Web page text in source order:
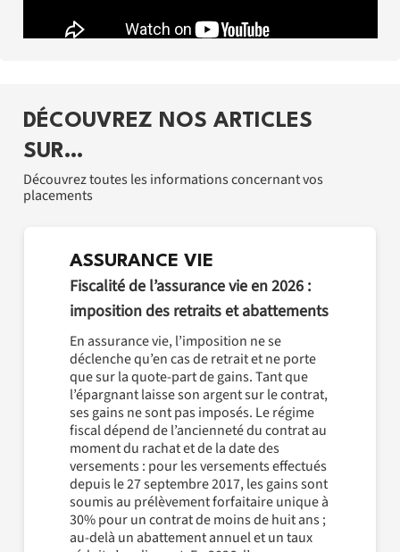
DÉCOUVREZ NOS ARTICLES
SUR…
Découvrez toutes les informations concernant vos
placements
ASSURANCE VIE
Fiscalité de l’assurance vie en 2026 :
imposition des retraits et abattements
En assurance vie, l’imposition ne se
déclenche qu’en cas de retrait et ne porte
que sur la quote-part de gains. Tant que
l’épargnant laisse son argent sur le contrat,
ses gains ne sont pas imposés. Le régime
fiscal dépend de l’ancienneté du contrat au
moment du rachat et de la date des
versements : pour les versements effectués
depuis le 27 septembre 2017, les gains sont
soumis au prélèvement forfaitaire unique à
30% pour un contrat de moins de huit ans ;
au-delà un abattement annuel et un taux